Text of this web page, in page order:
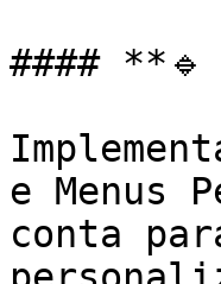
#### **🔹
e Menus
conta